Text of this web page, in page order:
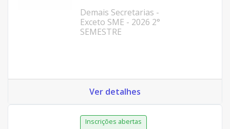
Demais Secretarias -
Exceto SME - 2026 2°
SEMESTRE
Ver detalhes